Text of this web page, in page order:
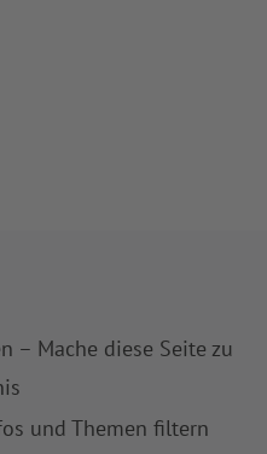
– Mache diese Seite zu
und Themen filtern